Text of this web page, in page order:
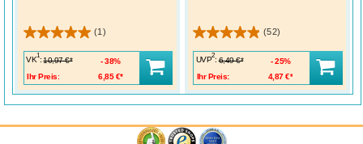
(1)
VK
1
: 10,97 €*
Ihr Preis:
6,85 €*
38%
(52)
UVP
2
: 6,49 €*
Ihr Preis:
4,87 €*
25%